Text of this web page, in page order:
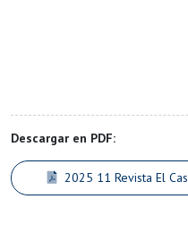
Descargar en PDF:
2025 11 Revista El